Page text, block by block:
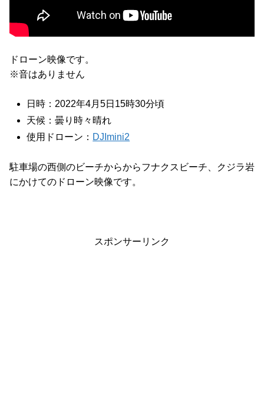
ドローン映像です。
※音はありません
日時：2022年4月5日15時30分頃
天候：曇り時々晴れ
使用ドローン： DJImini2
駐車場の西側のビーチからからフナクスビーチ、クジラ岩
にかけてのドローン映像です。
スポンサーリンク